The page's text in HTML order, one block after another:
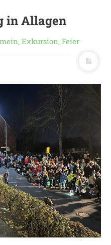
in Allagen
, Exkursion, Feier